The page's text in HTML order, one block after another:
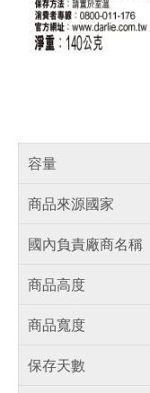
容量
商品來源國家
國內負責廠商名稱
商品高度
商品寬度
保存天數